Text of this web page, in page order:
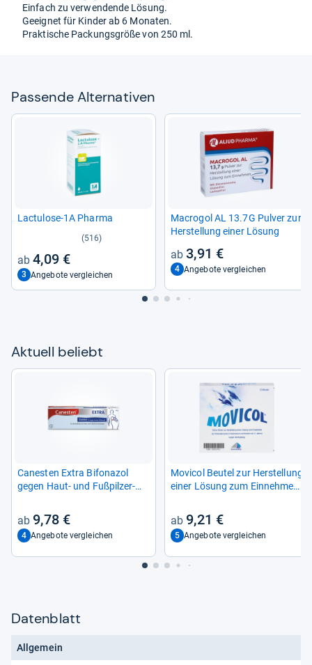
Ein­fach zu ver­wen­dende Lösung.
Geeig­net für Kin­der ab 6 Mona­ten.
Prak­ti­sche Packungs­größe von 250 ml.
Pas­sende Alter­na­ti­ven
Lac­tu­lose-​1A Pharma
(516)
4,09 €
3 Angebote vergleichen
Macro­gol AL 13.7G Pul­ver zur
Her­stel­lung einer Lösung
3,91 €
4 Angebote vergleichen
Aktu­ell beliebt
Canes­ten Extra Bifona­zol
gegen Haut-​ und Fuß­pil­zer­
9,78 €
4 Angebote vergleichen
Movi­col Beu­tel zur Her­stel­lung
einer Lösung zum Ein­neh­men
9,21 €
5 Angebote vergleichen
Datenblatt
Allgemein